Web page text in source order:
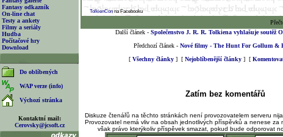
Fantasy odkazník
On-line chat
Testy a ankety
Filmy a seriály
Hudba
Počítačové hry
Download
Do oblíbených
WAP verze (info)
Výchozí stránka
Kontaktní mail:
Cerovsky@jcsoft.cz
TolkienCon na Facebooku
Další článek - Společenstvo J. R. R. Tolkiena vyhlašuje soutěž
Předchozí článek - Nové filmy - The Hunt For Gollum &
[ Všechny články ] [ Nejoblíbenější články ] [
Zatím bez komentářů
Diskuze čtenářů na těchto stránkách není provozovatelem serveru
Provozovatel nemá vliv na obsah jednotlivých příspěvků a nenese za
však právo kterýkoliv příspěvek smazat, pokud bude odporovat